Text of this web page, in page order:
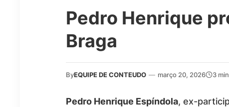
Pedro Henrique
Braga
ByEQUIPE DE CONTEUDO — março 20, 2026 3
Pedro Henrique Espíndola, ex-